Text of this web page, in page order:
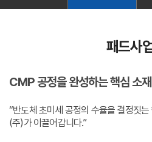
패드사
CMP 공정을 완성하는 핵심 소재
“반도체 초미세 공정의 수율을 결정짓
(주)가 이끌어갑니다.”